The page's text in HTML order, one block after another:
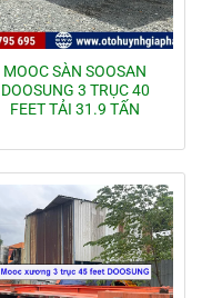
MOOC SÀN SOOSAN
DOOSUNG 3 TRỤC 40
FEET TẢI 31.9 TẤN